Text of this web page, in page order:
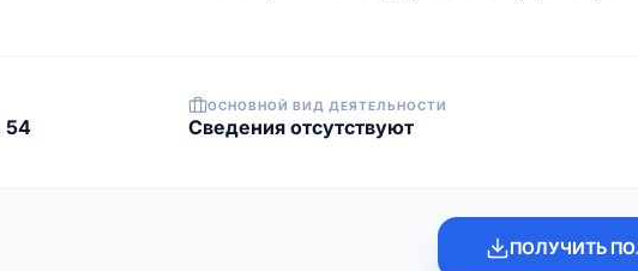
54
ОСНОВНОЙ ВИД ДЕЯТЕЛЬНОСТИ
Cведения отсутствуют
ПОЛУЧИТЬ